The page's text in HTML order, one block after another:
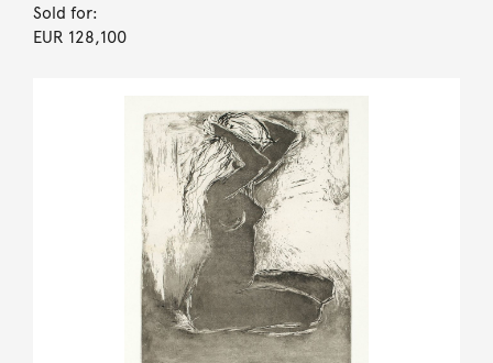
Sold for:
EUR 128,100